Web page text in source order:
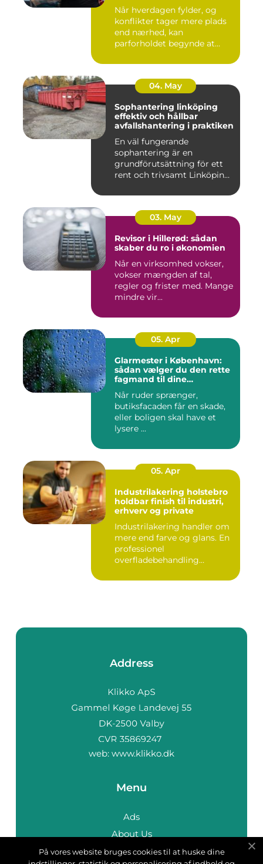
Når hverdagen fylder, og
konflikter tager mere plads
end nærhed, kan
parforholdet begynde at
04. May
Sophantering linköping
effektiv och hållbar
avfallshantering i praktiken
En väl fungerande
sophantering är en
grundförutsättning för ett
rent och trivsamt Linköping.
03. May
Revisor i Hillerød: sådan
skaber du ro i økonomien
Når en virksomhed vokser,
vokser mængden af tal,
regler og frister med. Mange
mindre vir...
05. Apr
Glarmester i København:
sådan vælger du den rette
fagmand til dine
Når ruder sprænger,
butiksfacaden får en skade,
eller boligen skal have et
lysere ...
05. Apr
Industrilakering holstebro
holdbar finish til industri,
erhverv og private
Industrilakering handler om
mere end farve og glans. En
professionel
overfladebehandling
Address
web: www.klikko.dk
Menu
Ads
About Us
Cookies
På vores website bruges cookies til at huske dine